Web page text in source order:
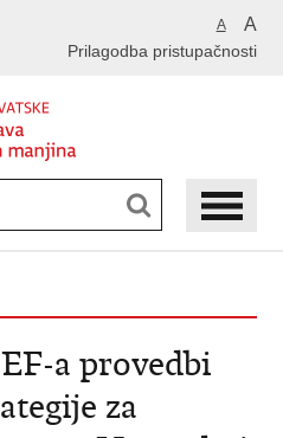
A A
Prilagodba pristupačnosti
a provedbi
za